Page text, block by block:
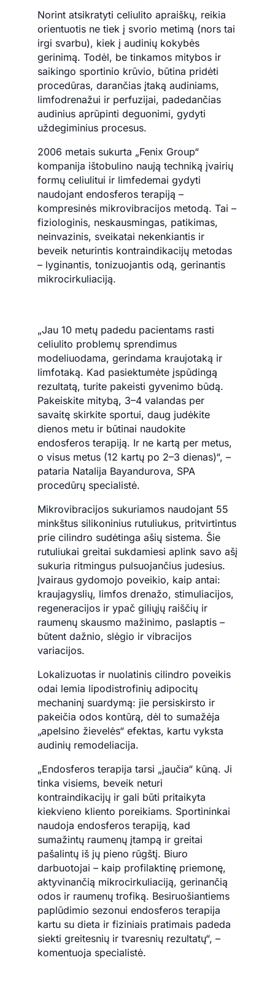
Norint atsikratyti celiulito apraiškų, reikia
orientuotis ne tiek į svorio metimą (nors tai
irgi svarbu), kiek į audinių kokybės
gerinimą. Todėl, be tinkamos mitybos ir
saikingo sportinio krūvio, būtina pridėti
procedūras, darančias įtaką audiniams,
limfodrenažui ir perfuzijai, padedančias
audinius aprūpinti deguonimi, gydyti
uždegiminius procesus.
2006 metais sukurta „Fenix ​​Group“
kompanija ištobulino naują techniką įvairių
formų celiulitui ir limfedemai gydyti
naudojant endosferos terapiją –
kompresinės mikrovibracijos metodą. Tai –
fiziologinis, neskausmingas, patikimas,
neinvazinis, sveikatai nekenkiantis ir
beveik neturintis kontraindikacijų metodas
– lyginantis, tonizuojantis odą, gerinantis
mikrocirkuliaciją.
„Jau 10 metų padedu pacientams rasti
celiulito problemų sprendimus
modeliuodama, gerindama kraujotaką ir
limfotaką. Kad pasiektumėte įspūdingą
rezultatą, turite pakeisti gyvenimo būdą.
Pakeiskite mitybą, 3–4 valandas per
savaitę skirkite sportui, daug judėkite
dienos metu ir būtinai naudokite
endosferos terapiją. Ir ne kartą per metus,
o visus metus (12 kartų po 2–3 dienas)“, –
pataria Natalija Bayandurova, SPA
procedūrų specialistė.
Mikrovibracijos sukuriamos naudojant 55
minkštus silikoninius rutuliukus, pritvirtintus
prie cilindro sudėtinga ašių sistema. Šie
rutuliukai greitai sukdamiesi aplink savo ašį
sukuria ritmingus pulsuojančius judesius.
Įvairaus gydomojo poveikio, kaip antai:
kraujagyslių, limfos drenažo, stimuliacijos,
regeneracijos ir ypač giliųjų raiščių ir
raumenų skausmo mažinimo, paslaptis –
būtent dažnio, slėgio ir vibracijos
variacijos.
Lokalizuotas ir nuolatinis cilindro poveikis
odai lemia lipodistrofinių adipocitų
mechaninį suardymą: jie persiskirsto ir
pakeičia odos kontūrą, dėl to sumažėja
„apelsino žievelės“ efektas, kartu vyksta
audinių remodeliacija.
„Endosferos terapija tarsi „jaučia“ kūną. Ji
tinka visiems, beveik neturi
kontraindikacijų ir gali būti pritaikyta
kiekvieno kliento poreikiams. Sportininkai
naudoja endosferos terapiją, kad
sumažintų raumenų įtampą ir greitai
pašalintų iš jų pieno rūgštį. Biuro
darbuotojai – kaip profilaktinę priemonę,
aktyvinančią mikrocirkuliaciją, gerinančią
odos ir raumenų trofiką. Besiruošiantiems
paplūdimio sezonui endosferos terapija
kartu su dieta ir fiziniais pratimais padeda
siekti greitesnių ir tvaresnių rezultatų“, –
komentuoja specialistė.